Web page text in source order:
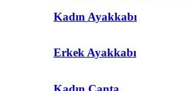
Kadın Ayakkabı
Erkek Ayakkabı